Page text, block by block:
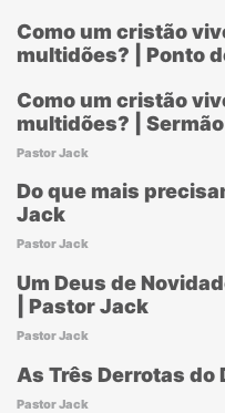
Como um cristão
multidões? | Ponto
Como um cristão
multidões? |
Pastor Jack
Do que mais
Jack
Pastor Jack
Um Deus de
| Pastor Jack
Pastor Jack
As Três Derrotas do
Pastor Jack